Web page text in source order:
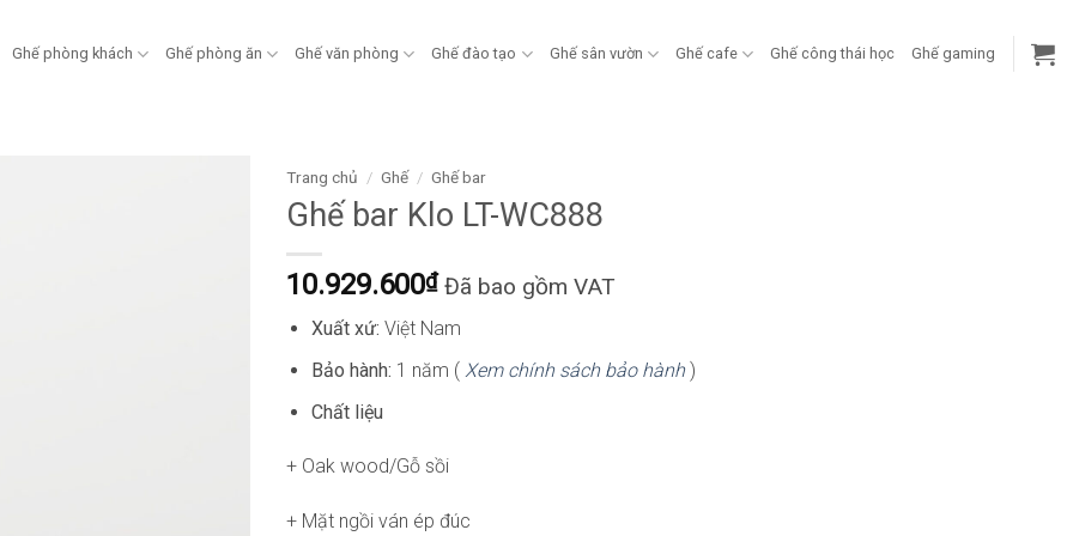
Ghế phòng khách Ghế phòng ăn Ghế văn phòng Ghế đào tạo Ghế sân vườn Ghế cafe Ghế công thái học Ghế gaming
Trang chủ / Ghế / Ghế bar
Ghế bar Klo LT-WC888
10.929.600₫ Đã bao gồm VAT
Xuất xứ: Việt Nam
Bảo hành: 1 năm ( Xem chính sách bảo hành)
Chất liệu
+ Oak wood/Gỗ sồi
+ Mặt ngồi ván ép đúc